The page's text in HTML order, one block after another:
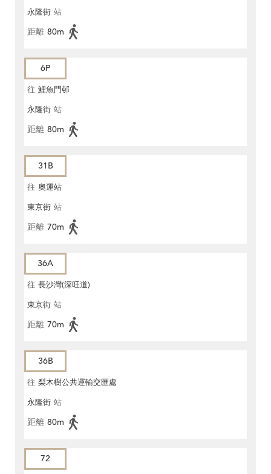
永隆街 站
距離 80m
6P
往 鯉魚門邨
永隆街 站
距離 80m
31B
往 奧運站
東京街 站
距離 70m
36A
往 長沙灣(深旺道)
東京街 站
距離 70m
36B
往 梨木樹公共運輸交匯處
永隆街 站
距離 80m
72